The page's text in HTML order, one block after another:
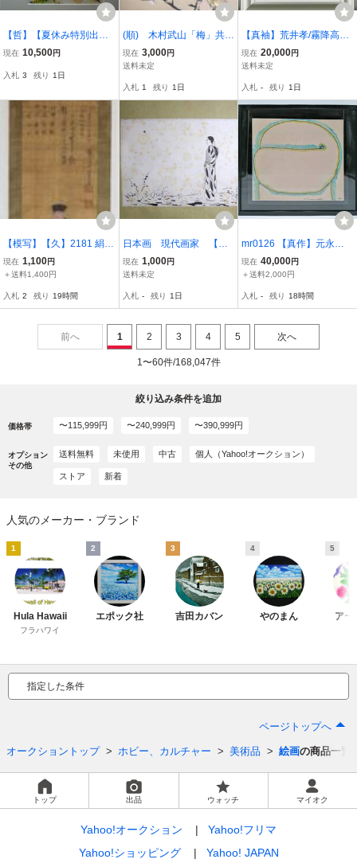
【哲】【夏休み特別出
品】【真筆】里見勝蔵
n・昭和時代）
現在 10,500円
入札 3 残り 1日
(順) 木村武山「梅」共
箱 紙本肉筆
現在 3,000円
送料未定
入札 1 残り 1日
【真袖】荒井孝/霧降高原
(栃木日光)図額/涼風吹く
高原風景/F10/共シール/平
特待/栃木県文化功労者/栃
木足利生/真作
現在 20,000円
送料未定
入札 - 残り 1日
【模写】【久】2181 絹
本 利休図 （徳林禅
師） 掛け軸 模写 掛軸 京
現在 1,100円
＋送料1,400円
入札 2 残り 19時間
日本画 現代画家 【模
写】 中村岳陵 小品
『少女』 軸装
現在 1,000円
送料未定
入札 - 残り 1日
mr0126 【真作】元永定
正「作品’71」抽象画 36×
32 額装 ディスプレイ イ
現在 40,000円
＋送料2,000円
入札 - 残り 18時間
前へ 1 2 3 4 5 次へ
1〜60件/168,047件
絞り込み条件を追加
価格帯 〜115,999円 〜240,999円 〜390,999円
オプション
その他
送料無料 未使用 中古 個人（Yahoo!オークション）
ストア 新着
人気のメーカー・ブランド
1
Hula Hawaii
フラハワイ
2
エポック社
3
吉田カバン
4
やのまん
5
アー
指定した条件
ページトップへ
オークショントップ ホビー、カルチャー 美術品 絵画の商品一覧
トップ 出品 ウォッチ マイオク
Yahoo!オークション
Yahoo!フリマ
Yahoo!ショッピング
Yahoo! JAPAN